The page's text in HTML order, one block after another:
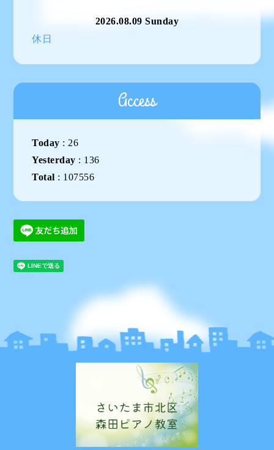
2026.08.09 Sunday
休日
Access
Today : 26
Yesterday : 136
Total : 107556